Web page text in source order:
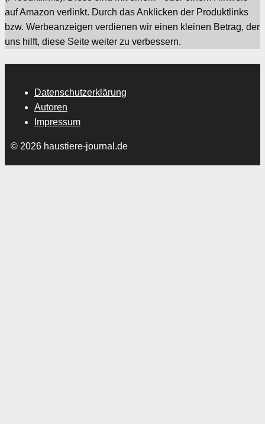
auf Amazon verlinkt. Durch das Anklicken der Produktlinks
bzw. Werbeanzeigen verdienen wir einen kleinen Betrag, der
uns hilft, diese Seite weiter zu verbessern.
Datenschutzerklärung
Autoren
Impressum
© 2026 haustiere-journal.de